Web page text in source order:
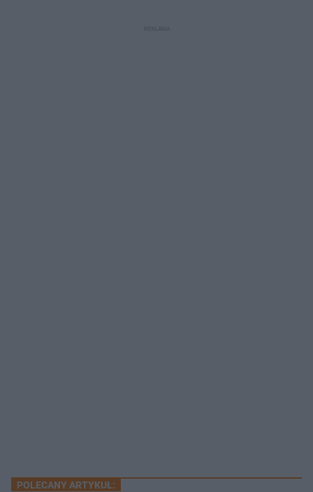
POLECANY ARTYKUŁ: